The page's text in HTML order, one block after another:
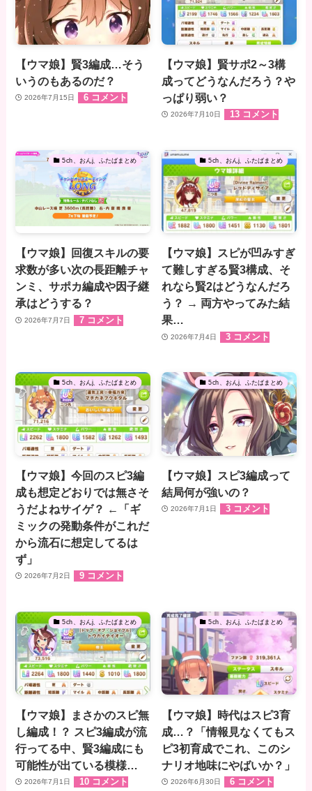
【ウマ娘】賢3編成…そう
いうのもあるのだ？
2026年7月15日 6 コメント
【ウマ娘】賢サポ2～3構
成ってどうなんだろう？や
っぱり弱い？
2026年7月10日 13 コメント
5ch、おんj、ふたばまとめ
【ウマ娘】回復スキルの要
求数が多い次の長距離チャ
ンミ、サポカ編成や因子継
承はどうする？
2026年7月7日 7 コメント
5ch、おんj、ふたばまとめ
【ウマ娘】スピが凹みすぎ
て難しすぎる賢3構成、そ
れなら賢2はどうなんだろ
う？ → 両方やってみた結
果…
2026年7月4日 3 コメント
5ch、おんj、ふたばまとめ
【ウマ娘】今回のスピ3編
成も想定どおりでは無さそ
うだよねサイゲ？ ←「ギ
ミックの発動条件がこれだ
から流石に想定してるは
ず」
2026年7月2日 9 コメント
5ch、おんj、ふたばまとめ
【ウマ娘】スピ3編成って
結局何が強いの？
2026年7月1日 3 コメント
5ch、おんj、ふたばまとめ
【ウマ娘】まさかのスピ無
し編成！？ スピ3編成が流
行ってる中、賢3編成にも
可能性が出ている模様…
2026年7月1日 10 コメント
5ch、おんj、ふたばまとめ
【ウマ娘】時代はスピ3育
成…？「情報見なくてもス
ピ3初育成でこれ、このシ
ナリオ地味にやばいか？」
2026年6月30日 6 コメント